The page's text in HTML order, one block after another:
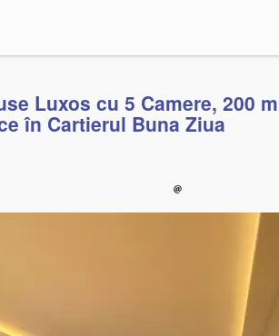
Luxos cu 5 Camere, 200
în Cartierul Buna Ziua